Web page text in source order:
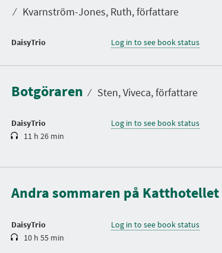
⁄ Kvarnström-Jones, Ruth, författare
DaisyTrio Log in to see book status
Botgöraren ⁄ Sten, Viveca, författare
DaisyTrio
D
r
t
i
11 h 26 min
Log in to see book status
Andra sommaren på Katthotellet
DaisyTrio
r
t
i
10 h 55 min
Log in to see book status